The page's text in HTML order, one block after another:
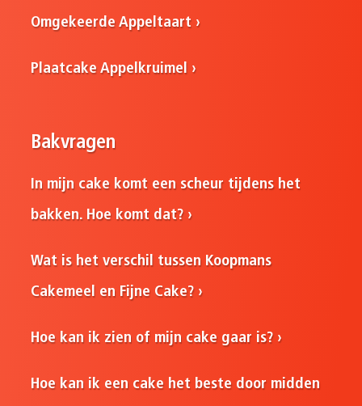
Omgekeerde Appeltaart
Plaatcake Appelkruimel
Bakvragen
In mijn cake komt een scheur tijdens het
bakken. Hoe komt dat?
Wat is het verschil tussen Koopmans
Cakemeel en Fijne Cake?
Hoe kan ik zien of mijn cake gaar is?
Hoe kan ik een cake het beste door midden